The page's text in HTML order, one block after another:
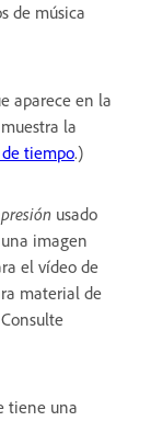
de música
aparece en la
la
tiempo.)
usado
imagen
el vídeo de
material de
tiene una